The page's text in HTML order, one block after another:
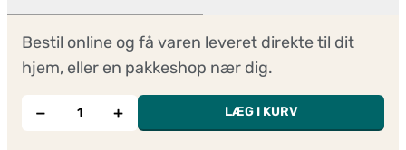
Bestil online og få varen leveret direkte til dit
hjem, eller en pakkeshop nær dig.
− + LÆG I KURV